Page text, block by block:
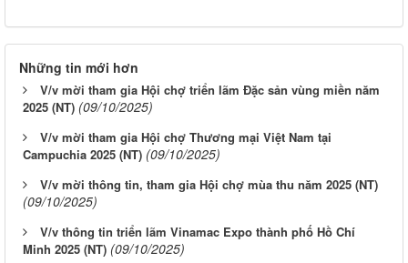
Những tin mới hơn
V/v mời tham gia Hội chợ triển lãm Đặc sản vùng miền năm
2025 (NT) (09/10/2025)
V/v mời tham gia Hội chợ Thương mại Việt Nam tại
Campuchia 2025 (NT) (09/10/2025)
V/v mời thông tin, tham gia Hội chợ mùa thu năm 2025 (NT)
(09/10/2025)
V/v thông tin triển lãm Vinamac Expo thành phố Hồ Chí
Minh 2025 (NT) (09/10/2025)